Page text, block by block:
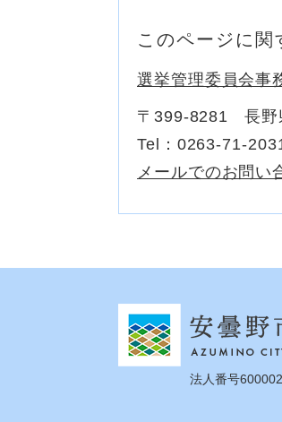
このページに関
選挙管理委員会事
〒399-8281
長
Tel：0263-71-
メールでのお問い
法人番号